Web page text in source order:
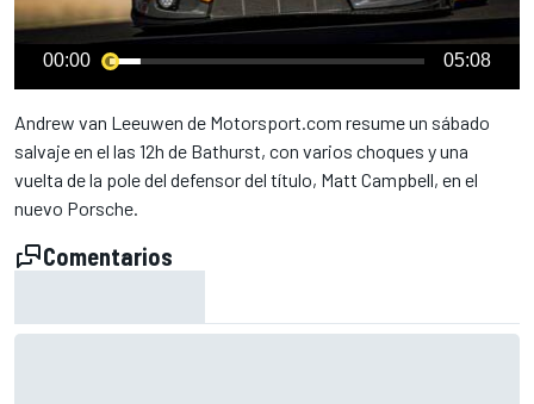
00:00 05:08
Andrew van Leeuwen de Motorsport.com resume un sábado
salvaje en el las 12h de Bathurst, con varios choques y una
vuelta de la pole del defensor del título, Matt Campbell, en el
nuevo Porsche.
Comentarios